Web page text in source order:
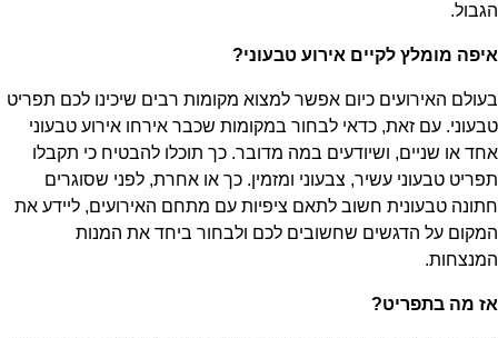
הגבול.
איפה מומלץ לקיים אירוע טבעוני?
בעולם האירועים כיום אפשר למצוא מקומות רבים שיכינו לכם תפריט
טבעוני. עם זאת, כדאי לבחור במקומות שכבר אירחו אירוע טבעוני
אחד או שניים, ושיודעים במה מדובר. כך תוכלו להבטיח כי תקבלו
תפריט טבעוני עשיר, צבעוני ומזמין. כך או אחרת, לפני שסוגרים
חתונה טבעונית חשוב לתאם ציפיות עם מתחם האירועים, ליידע את
המקום על הדגשים שחשובים לכם ולבחור ביחד את המנות
המנצחות.
אז מה בתפריט?